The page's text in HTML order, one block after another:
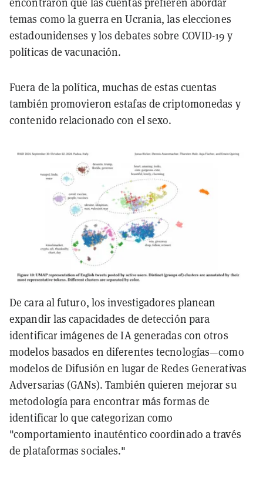
temas como la guerra en Ucrania, las elecciones
estadounidenses y los debates sobre COVID-19 y
políticas de vacunación.
Fuera de la política, muchas de estas cuentas
también promovieron estafas de criptomonedas y
contenido relacionado con el sexo.
De cara al futuro, los investigadores planean
expandir las capacidades de detección para
identificar imágenes de IA generadas con otros
modelos basados en diferentes tecnologías—como
modelos de Difusión en lugar de Redes Generativas
Adversarias (GANs). También quieren mejorar su
metodología para encontrar más formas de
identificar lo que categorizan como
"comportamiento inauténtico coordinado a través
de plataformas sociales."